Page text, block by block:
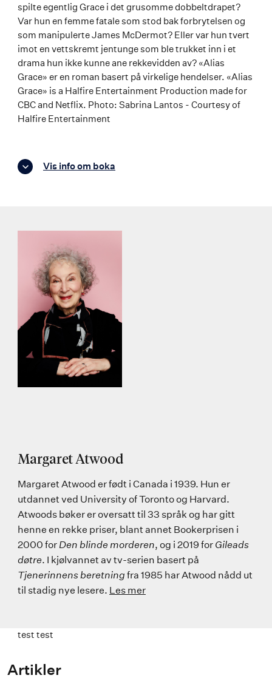
spilte egentlig Grace i det grusomme dobbeltdrapet?
Var hun en femme fatale som stod bak forbrytelsen og
som manipulerte James McDermot? Eller var hun tvert
imot en vettskremt jentunge som ble trukket inn i et
drama hun ikke kunne ane rekkevidden av? «Alias
Grace» er en roman basert på virkelige hendelser. «Alias
Grace» is a Halfire Entertainment Production made for
CBC and Netflix. Photo: Sabrina Lantos - Courtesy of
Halfire Entertainment
Vis info om boka
Margaret Atwood
Margaret Atwood er født i Canada i 1939. Hun er
utdannet ved University of Toronto og Harvard.
Atwoods bøker er oversatt til 33 språk og har gitt
henne en rekke priser, blant annet Bookerprisen i
2000 for Den blinde morderen, og i 2019 for Gileads
døtre. I kjølvannet av tv-serien basert på
Tjenerinnens beretning fra 1985 har Atwood nådd ut
til stadig nye lesere. Les mer
test test
Artikler